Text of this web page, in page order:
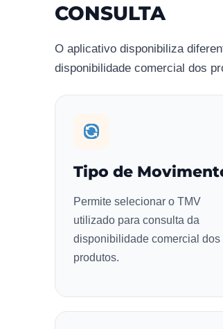
CONSULTA
O aplicativo disponibiliza
disponibilidade comercial dos
Tipo de
Permite selecionar o TMV
utilizado para consulta da
disponibilidade comercial dos
produtos.